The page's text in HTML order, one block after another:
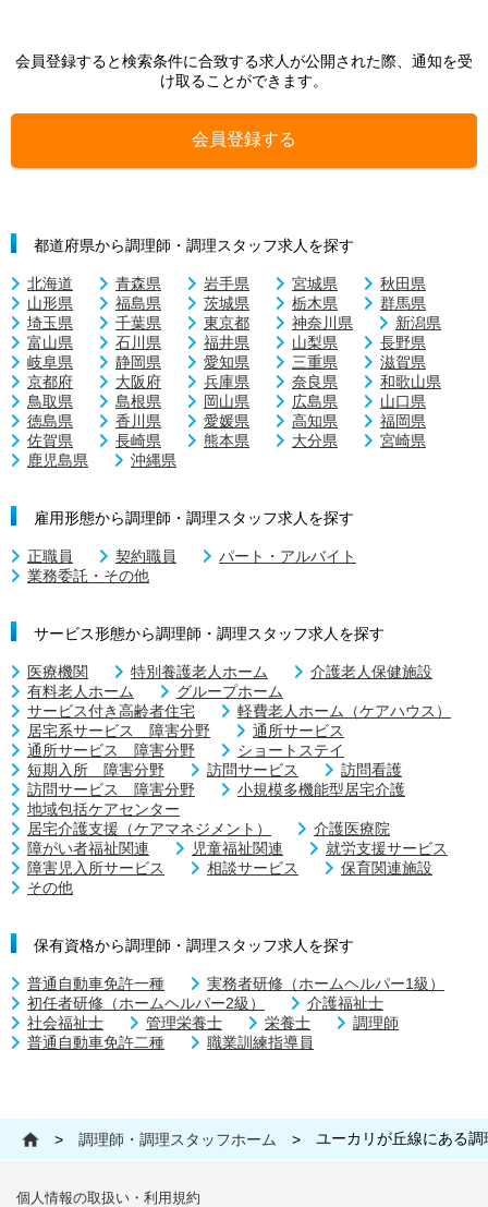
会員登録すると検索条件に合致する求人が公開された際、通知を受
け取ることができます。
会員登録する
都道府県から調理師・調理スタッフ求人を探す
北海道 青森県 岩手県 宮城県
秋田県
山形県
福島県 茨城県 栃木県
群馬県
埼玉県
千葉県 東京都 神奈川県
新潟県
富山県
石川県 福井県 山梨県
長野県
岐阜県
静岡県 愛知県 三重県
滋賀県
京都府
大阪府 兵庫県 奈良県
和歌山県
鳥取県
島根県 岡山県 広島県
山口県
徳島県
香川県 愛媛県 高知県
福岡県
佐賀県
長崎県 熊本県 大分県
宮崎県
鹿児島県
沖縄県
雇用形態から調理師・調理スタッフ求人を探す
正職員 契約職員
パート・アルバイト
業務委託・その他
サービス形態から調理師・調理スタッフ求人を探す
医療機関 特別養護老人ホーム
介護老人保健施設
有料老人ホーム
グループホーム
サービス付き高齢者住宅
軽費老人ホーム（ケアハウス）
居宅系サービス 障害分野
通所サービス
通所サービス 障害分野
ショートステイ
短期入所 障害分野
訪問サービス
訪問看護
訪問サービス 障害分野
小規模多機能型居宅介護
地域包括ケアセンター
居宅介護支援（ケアマネジメント）
介護医療院
障がい者福祉関連
児童福祉関連
就労支援サービス
障害児入所サービス
相談サービス
保育関連施設
その他
保有資格から調理師・調理スタッフ求人を探す
普通自動車免許一種
実務者研修（ホームヘルパー1級）
初任者研修（ホームヘルパー2級）
介護福祉士
社会福祉士
管理栄養士 栄養士
調理師
普通自動車免許二種
職業訓練指導員
> 調理師・調理スタッフホーム > ユーカリが丘線にある
個人情報の取扱い・利用規約